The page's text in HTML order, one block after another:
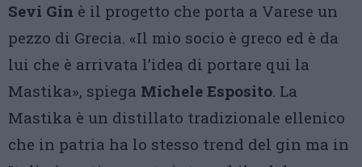
Sevi Gin è il progetto che porta a Varese un
pezzo di Grecia. «Il mio socio è greco ed è da
lui che è arrivata l’idea di portare qui la
Mastika», spiega Michele Esposito. La
Mastika è un distillato tradizionale ellenico
che in patria ha lo stesso trend del gin ma in